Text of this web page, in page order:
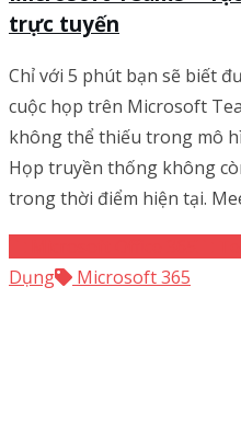
trực tuyến
Chỉ với 5 phút bạn sẽ biết
cuộc họp trên Microsoft
không thể thiếu trong mô
Họp truyền thống không
trong thời điểm hiện tại.
Dụng
Microsoft 365